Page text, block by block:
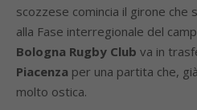
scozzese comincia il girone che
alla Fase interregionale del
Bologna Rugby Club va in
Piacenza per una partita che,
molto ostica.